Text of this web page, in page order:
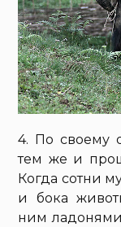
4. По своему
тем же и
Когда сотни
и бока
ним